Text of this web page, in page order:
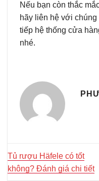
Nếu bạn còn thắc
hãy liên hệ với
tiếp hệ thống cửa
nhé.
Tủ rượu Häfele có tốt
không? Đánh giá chi tiết